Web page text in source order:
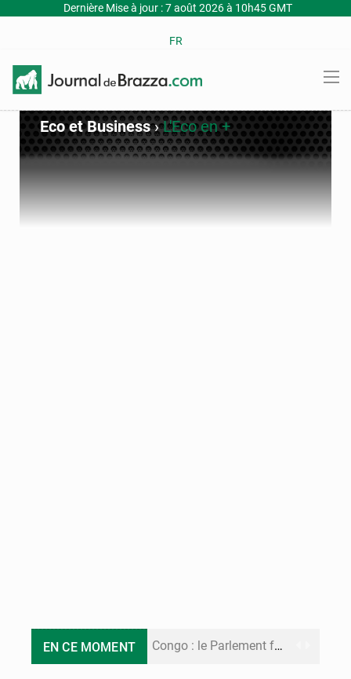
Dernière Mise à jour : 7 août 2026 à 10h45 GMT
FR
Eco et Business›L'Eco en +
EN CE MOMENT Congo : le Parlement formule 28 recommandations sur le Cadre budgétaire 2027-2029